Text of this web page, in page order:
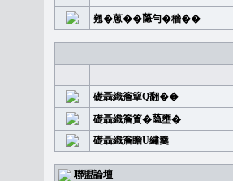
翹�蒽��𦻕勻�穡��
礎聶織簷簞Q翻��
礎聶織簷簣�𦻕壅�
礎聶織簷瞻U繡羹
聯盟論壇